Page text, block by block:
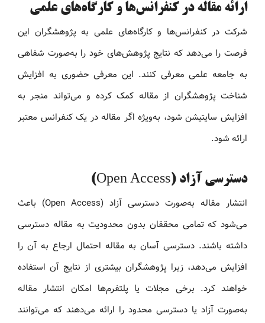
ارائه مقاله در کنفرانس‌ها و کارگاه‌های علمی
شرکت در کنفرانس‌ها و کارگاه‌های علمی به پژوهشگران این
فرصت را می‌دهد که نتایج پژوهش‌های خود را به‌صورت شفاهی
به جامعه علمی معرفی کنند. این معرفی حضوری به افزایش
شناخت پژوهشگران از مقاله کمک کرده و می‌تواند منجر به
افزایش سایتیشن شود، به‌ویژه اگر مقاله در یک کنفرانس معتبر
ارائه شود.
دسترسی آزاد (Open Access)
انتشار مقاله به‌صورت دسترسی آزاد (Open Access) باعث
می‌شود که تمامی محققان بدون محدودیت به مقاله دسترسی
داشته باشند. دسترسی آسان به مقاله احتمال ارجاع به آن را
افزایش می‌دهد، زیرا پژوهشگران بیشتری از نتایج آن استفاده
خواهند کرد. برخی مجلات یا پلتفرم‌ها امکان انتشار مقاله
به‌صورت آزاد یا دسترسی محدود را ارائه می‌دهند که می‌توانند